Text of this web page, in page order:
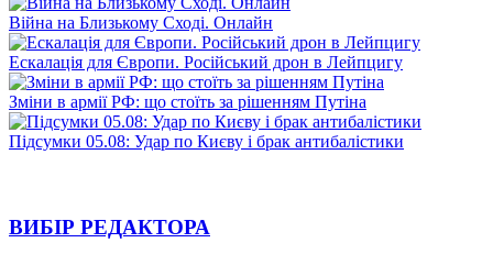
Війна на Близькому Сході. Онлайн
Ескалація для Європи. Російський дрон в Лейпцигу
Зміни в армії РФ: що стоїть за рішенням Путіна
Підсумки 05.08: Удар по Києву і брак антибалістики
ВИБІР РЕДАКТОРА